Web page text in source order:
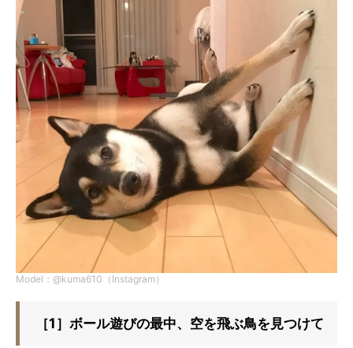
Model：@kuma610（Instagram）
［1］ボール遊びの最中、空を飛ぶ鳥を見つけて